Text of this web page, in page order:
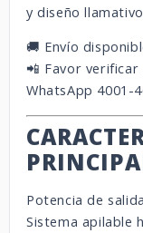
y diseño
🚚 Envío
📲 Favor
WhatsApp 4001-
Potencia de
Sistema apilable